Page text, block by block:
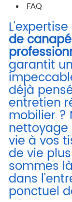
FAQ
L'expertise
de
garantit
déjà
entretien
mobilier ?
vie à vos
de vie
sommes
dans
ponctuel